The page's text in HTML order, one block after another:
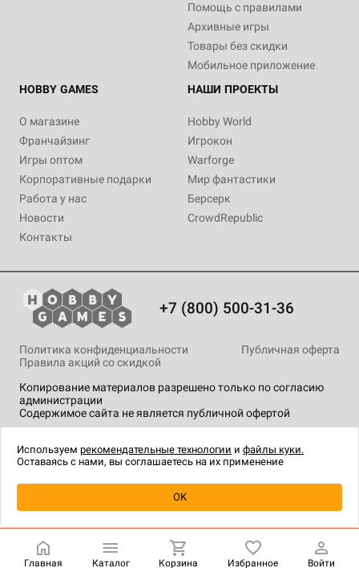
Помощь с правилами
Архивные игры
Товары без скидки
Мобильное приложение
HOBBY GAMES
О магазине
Франчайзинг
Игры оптом
Корпоративные подарки
Работа у нас
Новости
Контакты
НАШИ ПРОЕКТЫ
Hobby World
Игрокон
Warforge
Мир фантастики
Берсерк
CrowdRepublic
+7 (800) 500-31-36
Копирование материалов разрешено только по согласию
администрации
Содержимое сайта не является публичной офертой
Политика конфиденциальности
Публичная оферта
Правила акций со скидкой
технологии.
Главная Каталог Корзина Избранное Войти
Используем рекомендательные технологии и файлы куки.
Оставаясь с нами, вы соглашаетесь на их применение
OK